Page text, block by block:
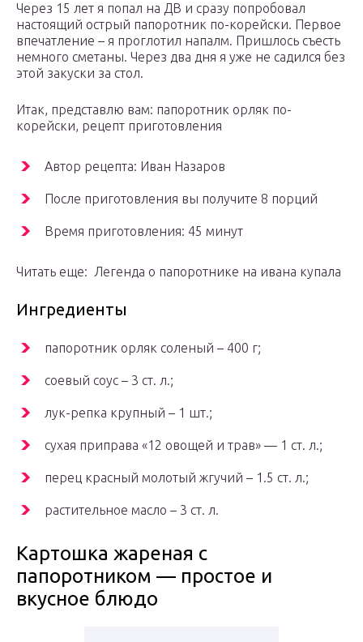
Через 15 лет я попал на ДВ и сразу попробовал
настоящий острый папоротник по-корейски. Первое
впечатление – я проглотил напалм. Пришлось съесть
немного сметаны. Через два дня я уже не садился без
этой закуски за стол.
Итак, представлю вам: папоротник орляк по-
корейски, рецепт приготовления
Автор рецепта: Иван Назаров
После приготовления вы получите 8 порций
Время приготовления: 45 минут
Читать еще: Легенда о папоротнике на ивана купала
Ингредиенты
папоротник орляк соленый – 400 г;
соевый соус – 3 ст. л.;
лук-репка крупный – 1 шт.;
сухая приправа «12 овощей и трав» — 1 ст. л.;
перец красный молотый жгучий – 1.5 ст. л.;
растительное масло – 3 ст. л.
Картошка жареная с
папоротником — простое и
вкусное блюдо